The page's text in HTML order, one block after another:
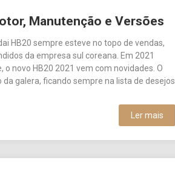
Manutenção e Versões
HB20 sempre esteve no topo de vendas,
da empresa sul coreana. Em 2021
novo HB20 2021 vem com novidades. O
da galera, ficando sempre na lista de desejos
Ler mais